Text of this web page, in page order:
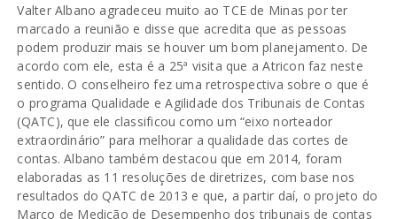
Valter Albano agradeceu muito ao TCE de Minas por ter
marcado a reunião e disse que acredita que as pessoas
podem produzir mais se houver um bom planejamento. De
acordo com ele, esta é a 25ª visita que a Atricon faz neste
sentido. O conselheiro fez uma retrospectiva sobre o que é
o programa Qualidade e Agilidade dos Tribunais de Contas
(QATC), que ele classificou como um “eixo norteador
extraordinário” para melhorar a qualidade das cortes de
contas. Albano também destacou que em 2014, foram
elaboradas as 11 resoluções de diretrizes, com base nos
resultados do QATC de 2013 e que, a partir daí, o projeto do
Marco de Medição de Desempenho dos tribunais de contas